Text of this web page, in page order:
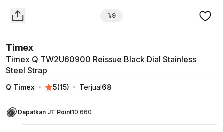
1/9
Timex
Timex Q TW2U60900 Reissue Black Dial Stainless
Steel Strap
Q Timex 5(15) Terjual68
Dapatkan JT Point10.660